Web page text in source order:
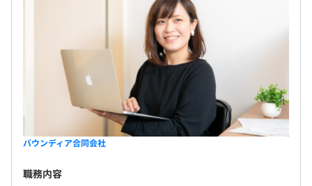
バウンディア合同会社
職務内容